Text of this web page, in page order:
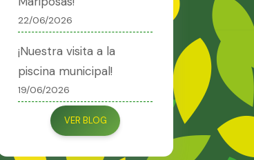
22/06/2026
¡Nuestra visita a la
piscina municipal!
19/06/2026
VER BLOG